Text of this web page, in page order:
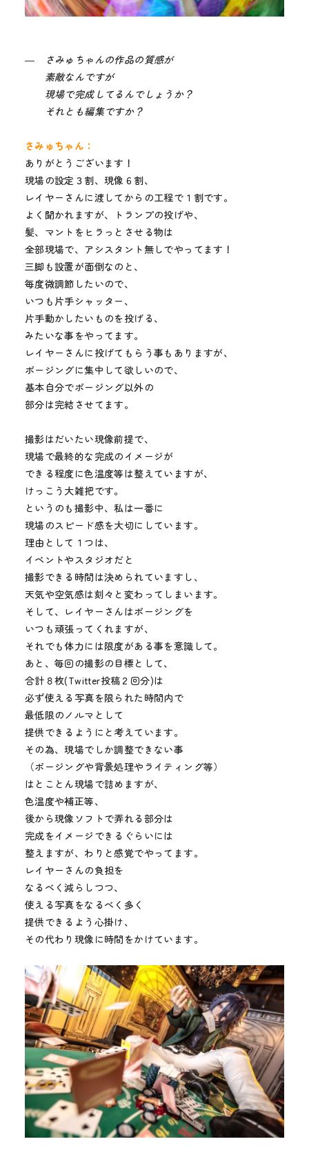
― さみゅちゃんの作品の質感が
素敵なんですが
現場で完成してるんでしょうか？
それとも編集ですか？
さみゅちゃん：
ありがとうございます！
現場の設定３割、現像６割、
レイヤーさんに渡してからの工程で１割です。
よく聞かれますが、トランプの投げや、
髪、マントをヒラっとさせる物は
全部現場で、アシスタント無しでやってます！
三脚も設置が面倒なのと、
毎度微調節したいので、
いつも片手シャッター、
片手動かしたいものを投げる、
みたいな事をやってます。
レイヤーさんに投げてもらう事もありますが、
ポージングに集中して欲しいので、
基本自分でポージング以外の
部分は完結させてます。
撮影はだいたい現像前提で、
現場で最終的な完成のイメージが
できる程度に色温度等は整えていますが、
けっこう大雑把です。
というのも撮影中、私は一番に
現場のスピード感を大切にしています。
理由として１つは、
イベントやスタジオだと
撮影できる時間は決められていますし、
天気や空気感は刻々と変わってしまいます。
そして、レイヤーさんはポージングを
いつも頑張ってくれますが、
それでも体力には限度がある事を意識して。
あと、毎回の撮影の目標として、
合計８枚(Twitter投稿２回分)は
必ず使える写真を限られた時間内で
最低限のノルマとして
提供できるようにと考えています。
その為、現場でしか調整できない事
（ポージングや背景処理やライティング等）
はとことん現場で詰めますが、
色温度や補正等、
後から現像ソフトで弄れる部分は
完成をイメージできるぐらいには
整えますが、わりと感覚でやってます。
レイヤーさんの負担を
なるべく減らしつつ、
使える写真をなるべく多く
提供できるよう心掛け、
その代わり現像に時間をかけています。